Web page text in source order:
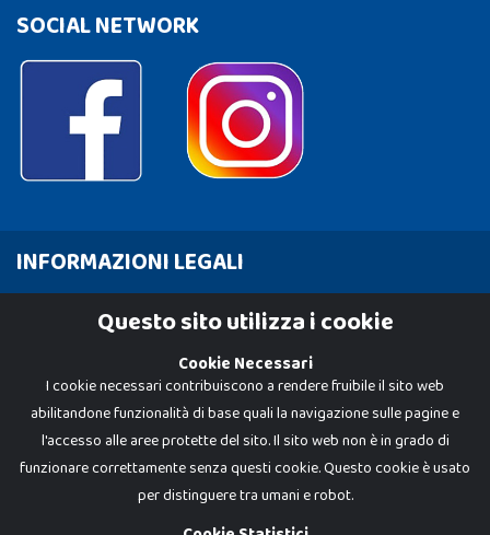
SOCIAL NETWORK
INFORMAZIONI LEGALI
Cookie PolicyQuesto sito utilizza i cookie
Cookie Necessari
I cookie necessari contribuiscono a rendere fruibile il sito web
abilitandone funzionalità di base quali la navigazione sulle pagine e
l'accesso alle aree protette del sito. Il sito web non è in grado di
funzionare correttamente senza questi cookie. Questo cookie è usato
per distinguere tra umani e robot.